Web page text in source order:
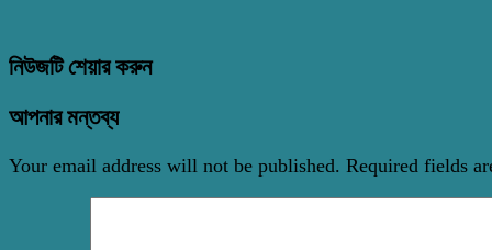
নিউজটি শেয়ার করুন
আপনার মন্তব্য
Your email address will not be published. Required fields